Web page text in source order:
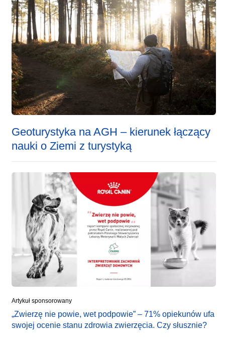
Geoturystyka na AGH – kierunek łączący
nauki o Ziemi z turystyką
Artykuł sponsorowany
„Zwierzę nie powie, wet podpowie” – 71% opiekunów ufa
swojej ocenie stanu zdrowia zwierzęcia. Czy słusznie?